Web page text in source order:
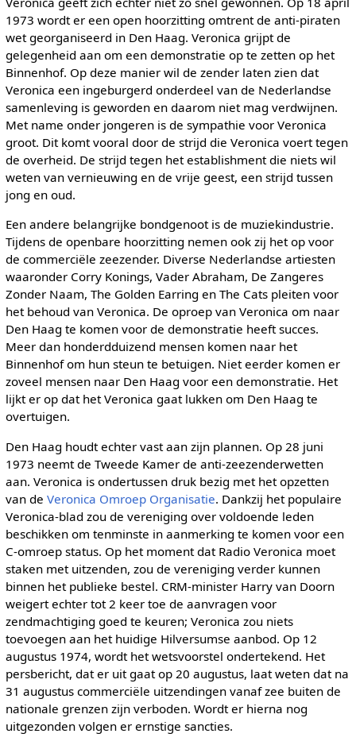
1973 wordt er een open hoorzitting omtrent de anti-piraten
wet georganiseerd in Den Haag. Veronica grijpt de
gelegenheid aan om een demonstratie op te zetten op het
Binnenhof. Op deze manier wil de zender laten zien dat
Veronica een ingeburgerd onderdeel van de Nederlandse
samenleving is geworden en daarom niet mag verdwijnen.
Met name onder jongeren is de sympathie voor Veronica
groot. Dit komt vooral door de strijd die Veronica voert tegen
de overheid. De strijd tegen het establishment die niets wil
weten van vernieuwing en de vrije geest, een strijd tussen
jong en oud.
Een andere belangrijke bondgenoot is de muziekindustrie.
Tijdens de openbare hoorzitting nemen ook zij het op voor
de commerciële zeezender. Diverse Nederlandse artiesten
waaronder Corry Konings, Vader Abraham, De Zangeres
Zonder Naam, The Golden Earring en The Cats pleiten voor
het behoud van Veronica. De oproep van Veronica om naar
Den Haag te komen voor de demonstratie heeft succes.
Meer dan honderdduizend mensen komen naar het
Binnenhof om hun steun te betuigen. Niet eerder komen er
zoveel mensen naar Den Haag voor een demonstratie. Het
lijkt er op dat het Veronica gaat lukken om Den Haag te
overtuigen.
Den Haag houdt echter vast aan zijn plannen. Op 28 juni
1973 neemt de Tweede Kamer de anti-zeezenderwetten
aan. Veronica is ondertussen druk bezig met het opzetten
van de Veronica Omroep Organisatie. Dankzij het populaire
Veronica-blad zou de vereniging over voldoende leden
beschikken om tenminste in aanmerking te komen voor een
C-omroep status. Op het moment dat Radio Veronica moet
staken met uitzenden, zou de vereniging verder kunnen
binnen het publieke bestel. CRM-minister Harry van Doorn
weigert echter tot 2 keer toe de aanvragen voor
zendmachtiging goed te keuren; Veronica zou niets
toevoegen aan het huidige Hilversumse aanbod. Op 12
augustus 1974, wordt het wetsvoorstel ondertekend. Het
persbericht, dat er uit gaat op 20 augustus, laat weten dat na
31 augustus commerciële uitzendingen vanaf zee buiten de
nationale grenzen zijn verboden. Wordt er hierna nog
uitgezonden volgen er ernstige sancties.